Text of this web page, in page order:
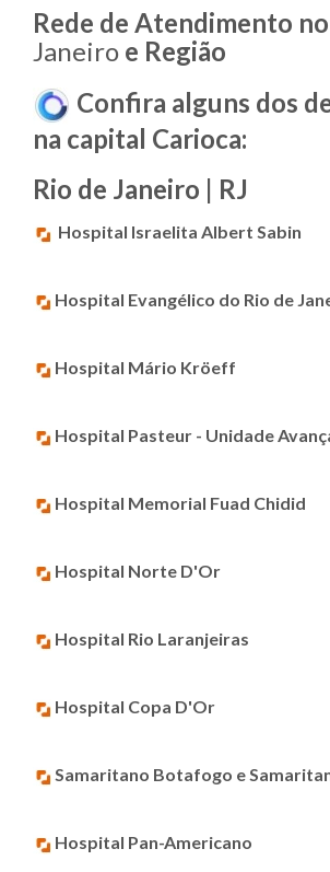
Rede de Atendimento no
Janeiro e Região
Confira alguns dos
na capital Carioca:
Rio de Janeiro | RJ
Hospital Israelita Albert Sabin
Hospital Evangélico do Rio de
Hospital Mário Kröeff
Hospital Pasteur - Unidade
Hospital Memorial Fuad Chidid
Hospital Norte D'Or
Hospital Rio Laranjeiras
Hospital Copa D'Or
Samaritano Botafogo e
Hospital Pan-Americano